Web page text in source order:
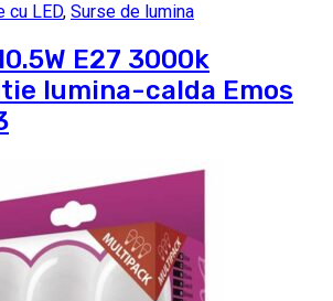
cu LED, Surse de lumina
E27 3000k
lumina-calda Emos